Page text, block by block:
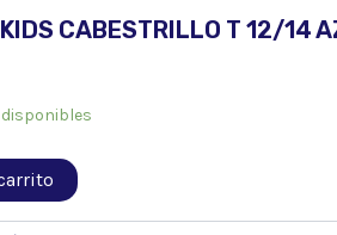
CABESTRILLO T 12/14
disponibles